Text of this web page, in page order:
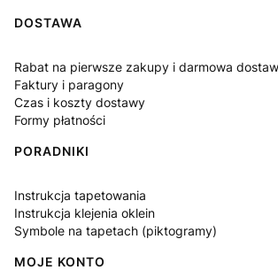
DOSTAWA
Rabat na pierwsze zakupy i darmowa
Faktury i paragony
Czas i koszty dostawy
Formy płatności
PORADNIKI
Instrukcja tapetowania
Instrukcja klejenia oklein
Symbole na tapetach (piktogramy)
MOJE KONTO